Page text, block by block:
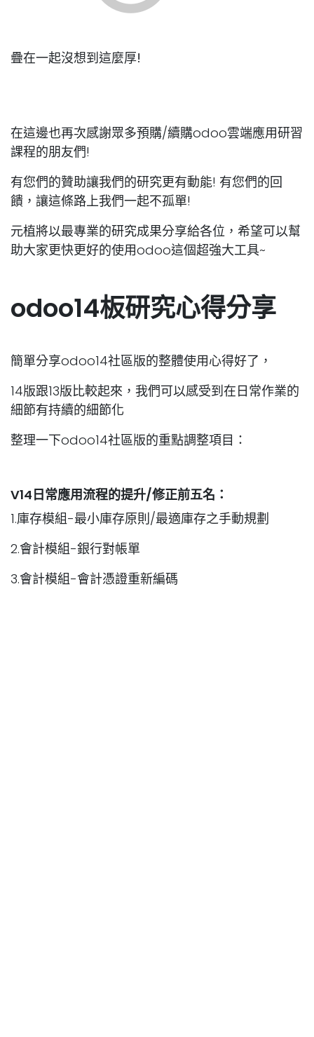
疊在一起沒想到這麼厚!
在這邊也再次感謝眾多預購/續購odoo雲端應用研習
課程的朋友們!
有您們的贊助讓我們的研究更有動能! 有您們的回
饋，讓這條路上我們一起不孤單!
元植將以最專業的研究成果分享給各位，希望可以幫
助大家更快更好的使用odoo這個超強大工具~
odoo14板研究心得分享
簡單分享odoo14社區版的整體使用心得好了，
14版跟13版比較起來，我們可以感受到在日常作業的
細節有持續的細節化
整理一下odoo14社區版的重點調整項目：
V14日常應用流程的提升/修正前五名：
1.庫存模組-最小庫存原則/最適庫存之手動規劃
2.會計模組-銀行對帳單
3.會計模組-會計憑證重新編碼